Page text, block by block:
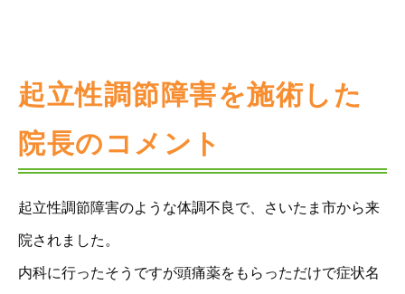
起立性調節障害を施術した
院長のコメント
起立性調節障害のような体調不良で、さいたま市から来
院されました。
内科に行ったそうですが頭痛薬をもらっただけで症状名